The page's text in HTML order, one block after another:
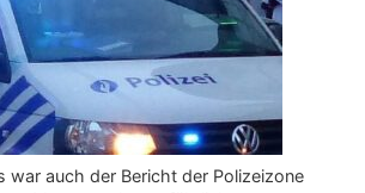
war auch der Bericht der Polizeizone